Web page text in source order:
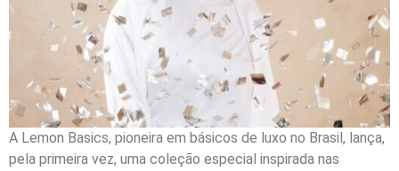
A Lemon Basics, pioneira em básicos de luxo no Brasil, lança,
pela primeira vez, uma coleção especial inspirada nas